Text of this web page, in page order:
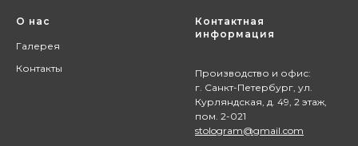
О нас
Галерея
Контакты
Контактная
информация
Производство и офис:
г. Санкт-Петербург, ул.
Курляндская, д. 49, 2 этаж,
пом. 2-021
stologram@gmail.com